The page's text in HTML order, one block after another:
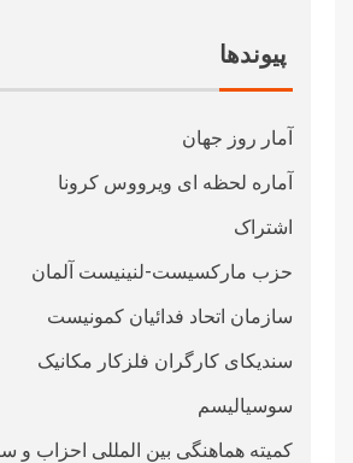
پیوندها
آمار روز جهان
آماره لحظه ای ویرووس کرونا
اشتراک
حزب مارکسیست-لنینیست آلمان
سازمان اتحاد فدائیان کمونیست
سندیکای کارگران فلزکار مکانیک
سوسیالیسم
کمیته هماهنگی بین المللی احزاب و